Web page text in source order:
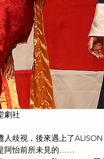
劇社
人歧視，後來遇上了
阿怡前所未見的……